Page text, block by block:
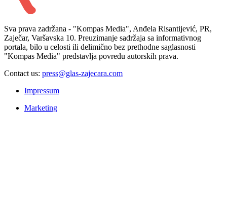
Sva prava zadržana - "Kompas Media", Anđela Risantijević, PR,
Zaječar, Varšavska 10. Preuzimanje sadržaja sa informativnog
portala, bilo u celosti ili delimično bez prethodne saglasnosti
"Kompas Media" predstavlja povredu autorskih prava.
Contact us: press@glas-zajecara.com
Impressum
Marketing